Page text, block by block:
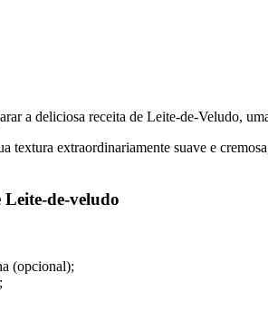
a deliciosa receita de Leite-de-Veludo,
textura extraordinariamente suave e
Leite-de-veludo
(opcional);